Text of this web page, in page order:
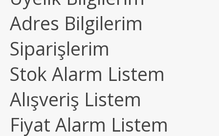
Adres Bilgilerim
Siparişlerim
Stok Alarm Listem
Alışveriş Listem
Fiyat Alarm Listem